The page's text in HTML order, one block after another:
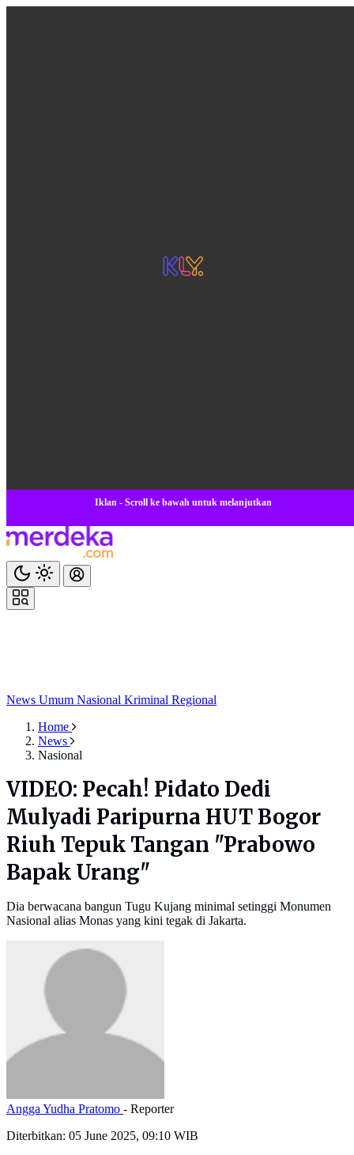
Iklan - Scroll ke bawah untuk melanjutkan
News Umum Nasional Kriminal Regional
Home
News
Nasional
VIDEO: Pecah! Pidato Dedi
Mulyadi Paripurna HUT Bogor
Riuh Tepuk Tangan "Prabowo
Bapak Urang"
Dia berwacana bangun Tugu Kujang minimal setinggi Monumen
Nasional alias Monas yang kini tegak di Jakarta.
Angga Yudha Pratomo - Reporter
Diterbitkan: 05 June 2025, 09:10 WIB